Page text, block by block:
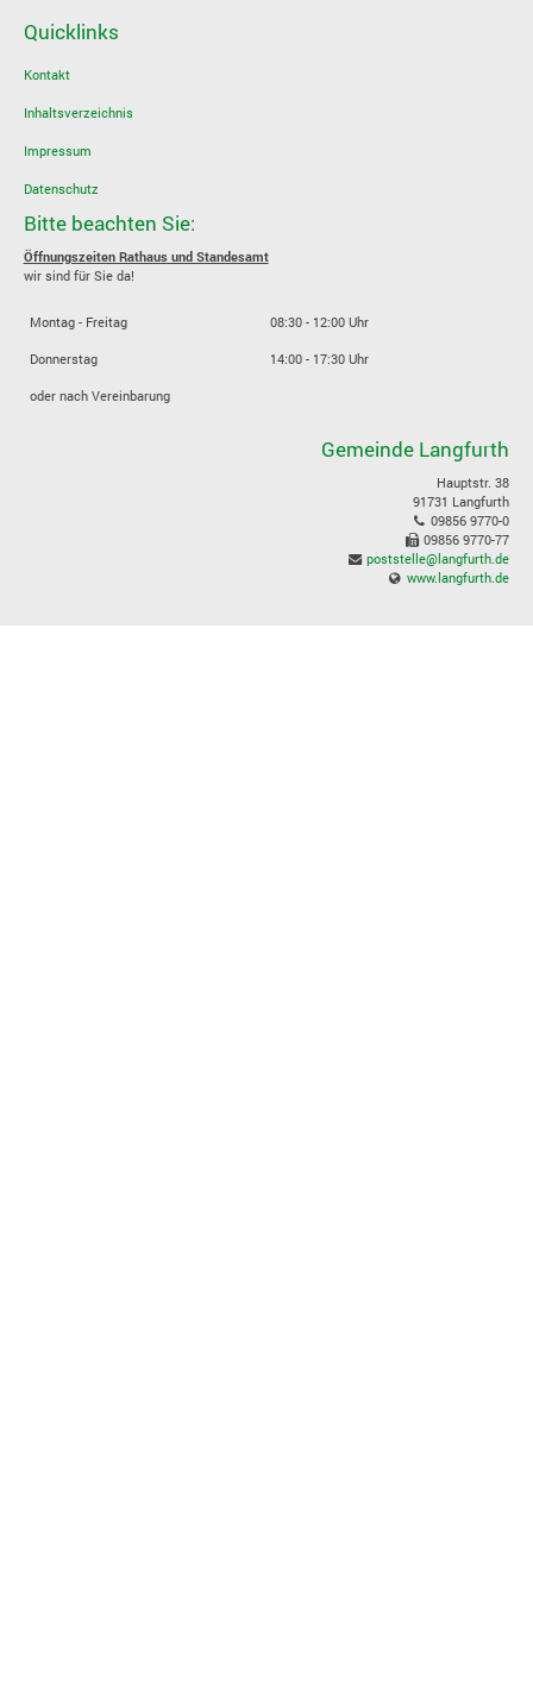
Quicklinks
Kontakt
Inhaltsverzeichnis
Impressum
Datenschutz
Bitte beachten Sie:
Öffnungszeiten Rathaus und Standesamt
wir sind für Sie da!
Montag - Freitag 08:30 - 12:00 Uhr
Donnerstag 14:00 - 17:30 Uhr
oder nach Vereinbarung
Gemeinde Langfurth
Hauptstr. 38
91731 Langfurth
09856 9770-0
09856 9770-77
poststelle@langfurth.de
www.langfurth.de